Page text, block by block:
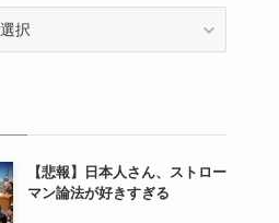
【悲報】日本人さん、ストロー
マン論法が好きすぎる